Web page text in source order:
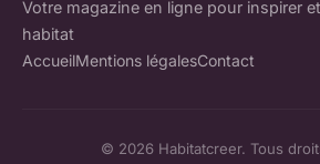
Votre magazine en ligne pour inspirer
habitat
AccueilMentions légalesContact
© 2026 Habitatcreer. Tous